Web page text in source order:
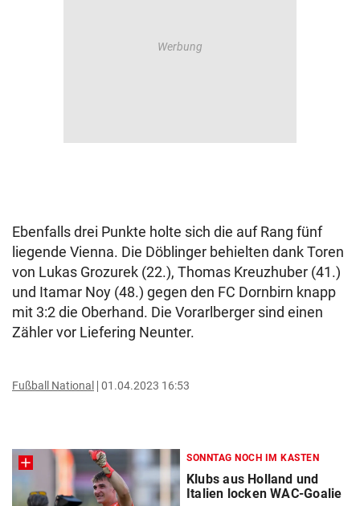
Ebenfalls drei Punkte holte sich die auf Rang fünf
liegende Vienna. Die Döblinger behielten dank Toren
von Lukas Grozurek (22.), Thomas Kreuzhuber (41.)
und Itamar Noy (48.) gegen den FC Dornbirn knapp
mit 3:2 die Oberhand. Die Vorarlberger sind einen
Zähler vor Liefering Neunter.
Fußball National 01.04.2023 16:53
SONNTAG NOCH IM KASTEN
Klubs aus Holland und
Italien locken WAC-Goalie